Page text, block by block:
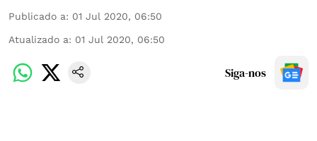
Publicado a: 01 Jul 2020, 06:50
Atualizado a: 01 Jul 2020, 06:50
Siga-nos